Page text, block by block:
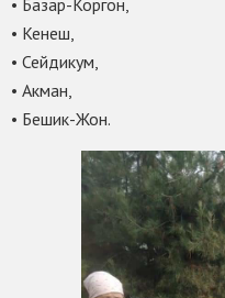
• Кенеш,
• Сейдикум,
• Акман,
• Бешик-Жон.